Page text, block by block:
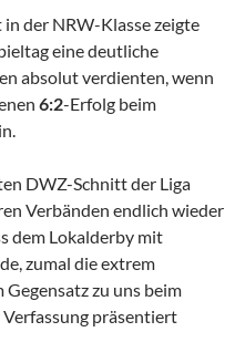
der NRW-Klasse zeigte
eine deutliche
absolut verdienten, wenn
6:2-Erfolg beim
DWZ-Schnitt der Liga
Verbänden endlich wieder
dem Lokalderby mit
zumal die extrem
zu uns beim
präsentiert